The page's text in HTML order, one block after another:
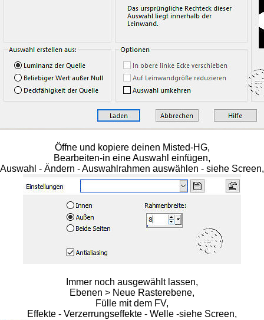
Öffne und kopiere deinen Misted-HG,
Bearbeiten-in eine Auswahl einfügen,
Auswahl - Ändern - Auswahlrahmen auswählen - siehe Screen,
Immer noch ausgewählt lassen,
Ebenen > Neue Rasterebene,
Fülle mit dem FV,
Effekte - Verzerrungseffekte - Welle -siehe Screen,